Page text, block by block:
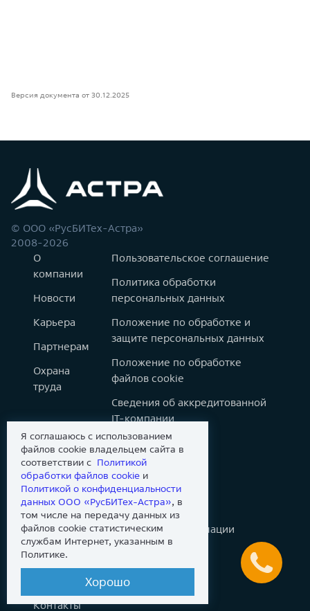
Версия документа от 30.12.2025
© ООО «РусБИТех-Астра»
2008-2026
О
компании
Новости
Карьера
Партнерам
Охрана
труда
Пользовательское соглашение
Политика обработки
персональных данных
Положение по обработке и
защите персональных данных
Положение по обработке
файлов cookie
Сведения об аккредитованной
IT-компании
Товарные знаки
Карта сайта
Инвесторам
Раскрытие корпоративной информации
Wiki-библиотека
Контакты
Я соглашаюсь с использованием
файлов cookie владельцем сайта в
соответствии с Политикой
обработки файлов сookie и
Политикой о конфиденциальности
данных ООО «РусБИТех-Астра», в
том числе на передачу данных из
файлов cookie статистическим
службам Интернет, указанным в
Политике.
Хорошо